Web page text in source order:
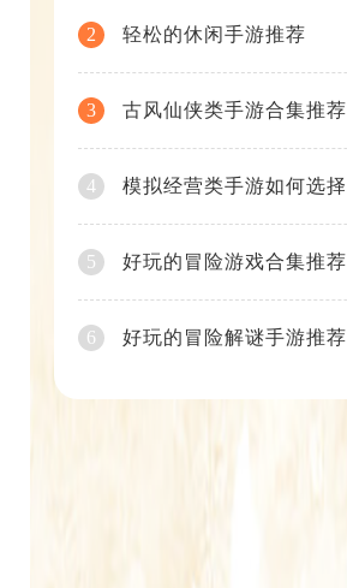
2 轻松的休闲手游推荐
3 古风仙侠类手游合集推荐
4 模拟经营类手游如何选择
5 好玩的冒险游戏合集推荐
6 好玩的冒险解谜手游推荐